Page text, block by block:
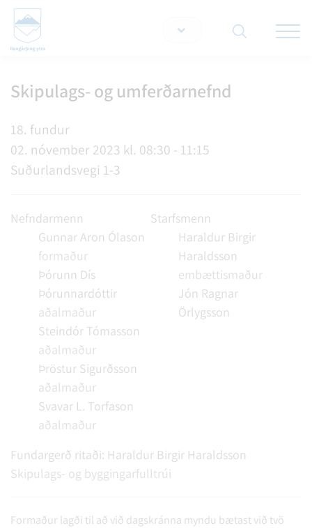
Skipulags- og umferðarnefnd
18. fundur
02. nóvember 2023 kl. 08:30 - 11:15
Suðurlandsvegi 1-3
Nefndarmenn
Gunnar Aron Ólason
formaður
Þórunn Dís
Þórunnardóttir
aðalmaður
Steindór Tómasson
aðalmaður
Þröstur Sigurðsson
aðalmaður
Svavar L. Torfason
aðalmaður
Starfsmenn
Haraldur Birgir
Haraldsson
embættismaður
Jón Ragnar
Örlygsson
Fundargerð ritaði: Haraldur Birgir Haraldsson
Skipulags- og byggingarfulltrúi
Formaður lagði til að við dagskránna myndu bætast við tvö
Leita á vef